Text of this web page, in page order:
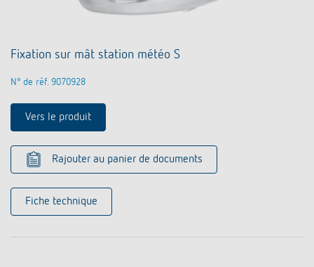
Fixation sur mât station météo S
N° de réf. 9070928
Vers le produit
Rajouter au panier de documents
Fiche technique